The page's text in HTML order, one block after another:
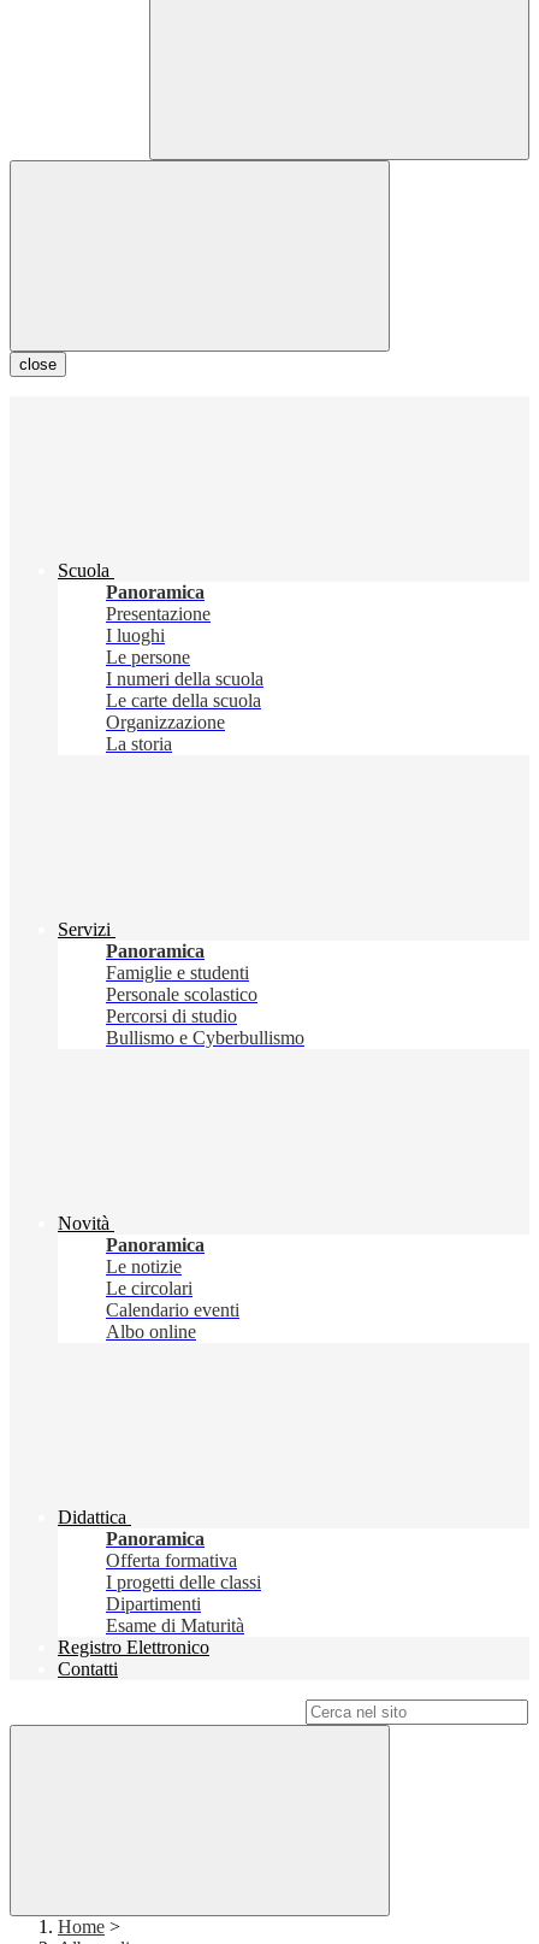
close
Scuola
Panoramica
Presentazione
I luoghi
Le persone
I numeri della scuola
Le carte della scuola
Organizzazione
La storia
Servizi
Panoramica
Famiglie e studenti
Personale scolastico
Percorsi di studio
Bullismo e Cyberbullismo
Novità
Panoramica
Le notizie
Le circolari
Calendario eventi
Albo online
Didattica
Panoramica
Offerta formativa
I progetti delle classi
Dipartimenti
Esame di Maturità
Registro Elettronico
Contatti
Home >